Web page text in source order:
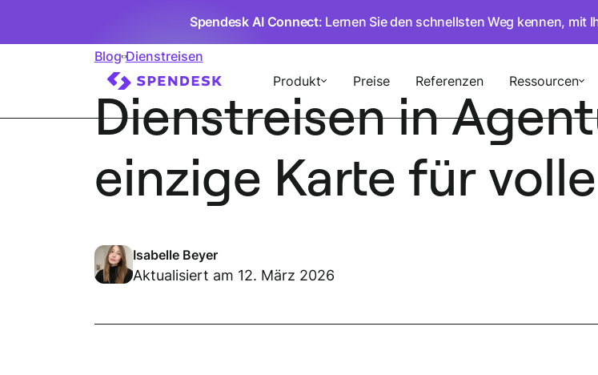
Spendesk AI Connect: Lernen Sie den schnellsten Weg kennen, mit
Produkt Preise Referenzen Ressourcen
Blog Dienstreisen
Dienstreisen in
einzige Karte für
Isabelle Beyer
Aktualisiert am 12. März 2026